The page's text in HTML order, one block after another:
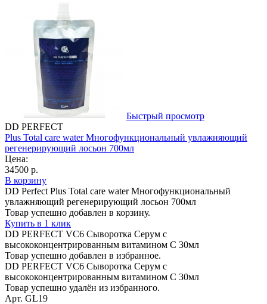
Быстрый просмотр
DD PERFECT
Plus Total care water Многофункциональный увлажняющий
регенерирующий лосьон 700мл
Цена:
34500 р.
В корзину
DD Perfect Plus Total care water Многофункциональный
увлажняющий регенерирующий лосьон 700мл
Товар успешно добавлен в корзину.
Купить в 1 клик
DD PERFECT VC6 Сыворотка Серум с
высококонцентрированным витамином С 30мл
Товар успешно добавлен в избранное.
DD PERFECT VC6 Сыворотка Серум с
высококонцентрированным витамином С 30мл
Товар успешно удалён из избранного.
Арт. GL19